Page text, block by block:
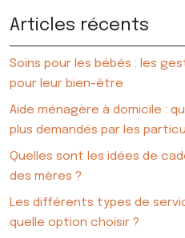
Articles récents
Soins pour les bébés : les
pour leur bien-être
Aide ménagère à domicile :
plus demandés par les
Quelles sont les idées de
des mères ?
Les différents types de
quelle option choisir ?